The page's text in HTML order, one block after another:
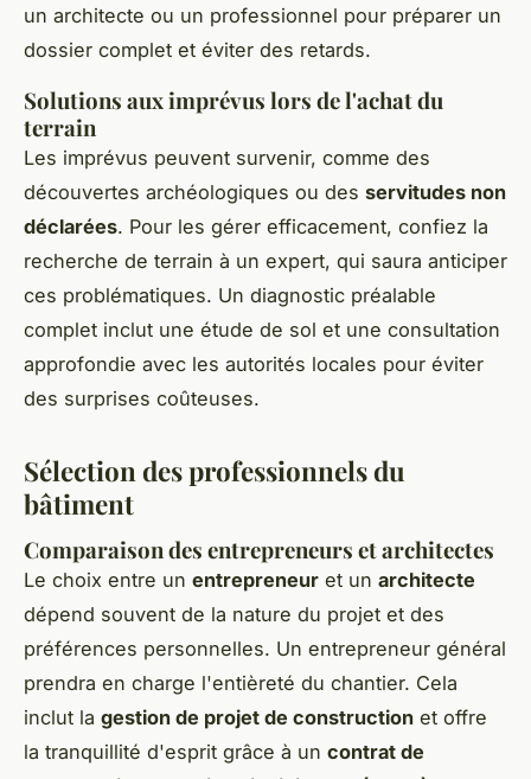
un architecte ou un professionnel pour préparer un
dossier complet et éviter des retards.
Solutions aux imprévus lors de l'achat du
terrain
Les imprévus peuvent survenir, comme des
découvertes archéologiques ou des servitudes non
déclarées. Pour les gérer efficacement, confiez la
recherche de terrain à un expert, qui saura anticiper
ces problématiques. Un diagnostic préalable
complet inclut une étude de sol et une consultation
approfondie avec les autorités locales pour éviter
des surprises coûteuses.
Sélection des professionnels du
bâtiment
Comparaison des entrepreneurs et architectes
Le choix entre un entrepreneur et un architecte
dépend souvent de la nature du projet et des
préférences personnelles. Un entrepreneur général
prendra en charge l'entièreté du chantier. Cela
inclut la gestion de projet de construction et offre
la tranquillité d'esprit grâce à un contrat de